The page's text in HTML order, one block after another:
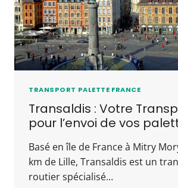
TRANSPORT PALETTE FRANCE
Transaldis : Votre
pour l’envoi de vos
Basé en île de France à Mitry
km de Lille, Transaldis est un
routier spécialisé…